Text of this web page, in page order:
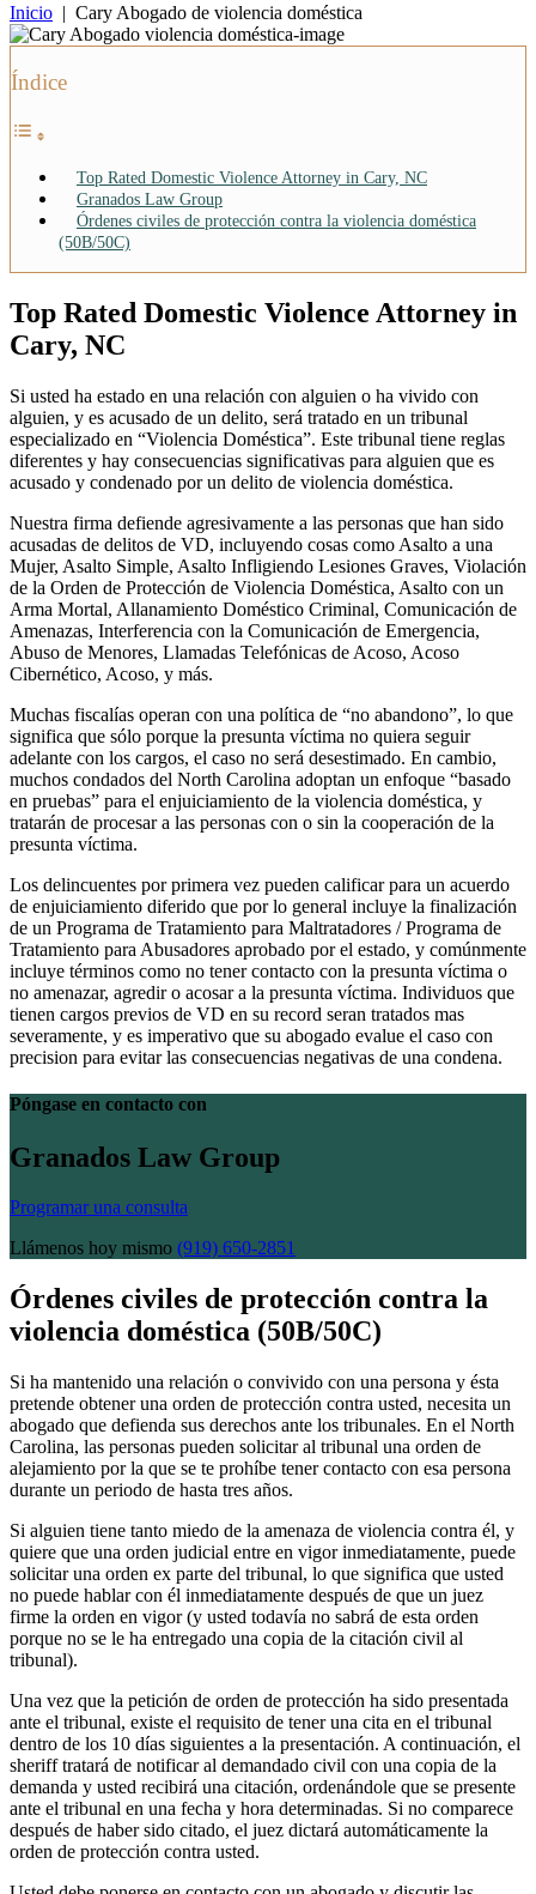
Inicio | Cary Abogado de violencia doméstica
Índice
Top Rated Domestic Violence Attorney in Cary, NC
Granados Law Group
Órdenes civiles de protección contra la violencia doméstica
(50B/50C)
Top Rated Domestic Violence Attorney in
Cary, NC
Si usted ha estado en una relación con alguien o ha vivido con
alguien, y es acusado de un delito, será tratado en un tribunal
especializado en “Violencia Doméstica”. Este tribunal tiene reglas
diferentes y hay consecuencias significativas para alguien que es
acusado y condenado por un delito de violencia doméstica.
Nuestra firma defiende agresivamente a las personas que han sido
acusadas de delitos de VD, incluyendo cosas como Asalto a una
Mujer, Asalto Simple, Asalto Infligiendo Lesiones Graves, Violación
de la Orden de Protección de Violencia Doméstica, Asalto con un
Arma Mortal, Allanamiento Doméstico Criminal, Comunicación de
Amenazas, Interferencia con la Comunicación de Emergencia,
Abuso de Menores, Llamadas Telefónicas de Acoso, Acoso
Cibernético, Acoso, y más.
Muchas fiscalías operan con una política de “no abandono”, lo que
significa que sólo porque la presunta víctima no quiera seguir
adelante con los cargos, el caso no será desestimado. En cambio,
muchos condados del North Carolina adoptan un enfoque “basado
en pruebas” para el enjuiciamiento de la violencia doméstica, y
tratarán de procesar a las personas con o sin la cooperación de la
presunta víctima.
Los delincuentes por primera vez pueden calificar para un acuerdo
de enjuiciamiento diferido que por lo general incluye la finalización
de un Programa de Tratamiento para Maltratadores / Programa de
Tratamiento para Abusadores aprobado por el estado, y comúnmente
incluye términos como no tener contacto con la presunta víctima o
no amenazar, agredir o acosar a la presunta víctima. Individuos que
tienen cargos previos de VD en su record seran tratados mas
severamente, y es imperativo que su abogado evalue el caso con
precision para evitar las consecuencias negativas de una condena.
Póngase en contacto con
Granados Law Group
Programar una consulta
Llámenos hoy mismo (919) 650-2851
Órdenes civiles de protección contra la
violencia doméstica (50B/50C)
Si ha mantenido una relación o convivido con una persona y ésta
pretende obtener una orden de protección contra usted, necesita un
abogado que defienda sus derechos ante los tribunales. En el North
Carolina, las personas pueden solicitar al tribunal una orden de
alejamiento por la que se te prohíbe tener contacto con esa persona
durante un periodo de hasta tres años.
Si alguien tiene tanto miedo de la amenaza de violencia contra él, y
quiere que una orden judicial entre en vigor inmediatamente, puede
solicitar una orden ex parte del tribunal, lo que significa que usted
no puede hablar con él inmediatamente después de que un juez
firme la orden en vigor (y usted todavía no sabrá de esta orden
porque no se le ha entregado una copia de la citación civil al
tribunal).
Una vez que la petición de orden de protección ha sido presentada
ante el tribunal, existe el requisito de tener una cita en el tribunal
dentro de los 10 días siguientes a la presentación. A continuación, el
sheriff tratará de notificar al demandado civil con una copia de la
demanda y usted recibirá una citación, ordenándole que se presente
ante el tribunal en una fecha y hora determinadas. Si no comparece
después de haber sido citado, el juez dictará automáticamente la
orden de protección contra usted.